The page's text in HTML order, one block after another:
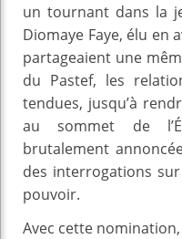
un tournant dans la
Diomaye Faye, élu en
partageaient une
du Pastef, les
tendues, jusqu’à
au sommet de
brutalement
des interrogations
pouvoir.
Avec cette